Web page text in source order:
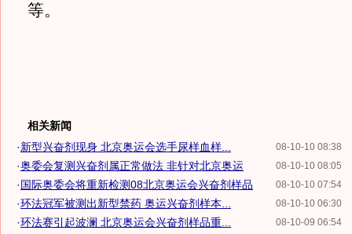
等。
相关新闻
08-10-10 08:38
·新型兴奋剂现身 北京奥运会选手尿样血样...
08-10-10 08:05
·奥委会复测兴奋剂属正常做法 非针对北京奥运
08-10-10 07:54
·国际奥委会将重新检测08北京奥运会兴奋剂样品
08-10-10 06:30
·环法冠军被测出新型禁药 奥运兴奋剂样本...
08-10-09 06:54
·环法赛引起波澜 北京奥运会兴奋剂样品重...